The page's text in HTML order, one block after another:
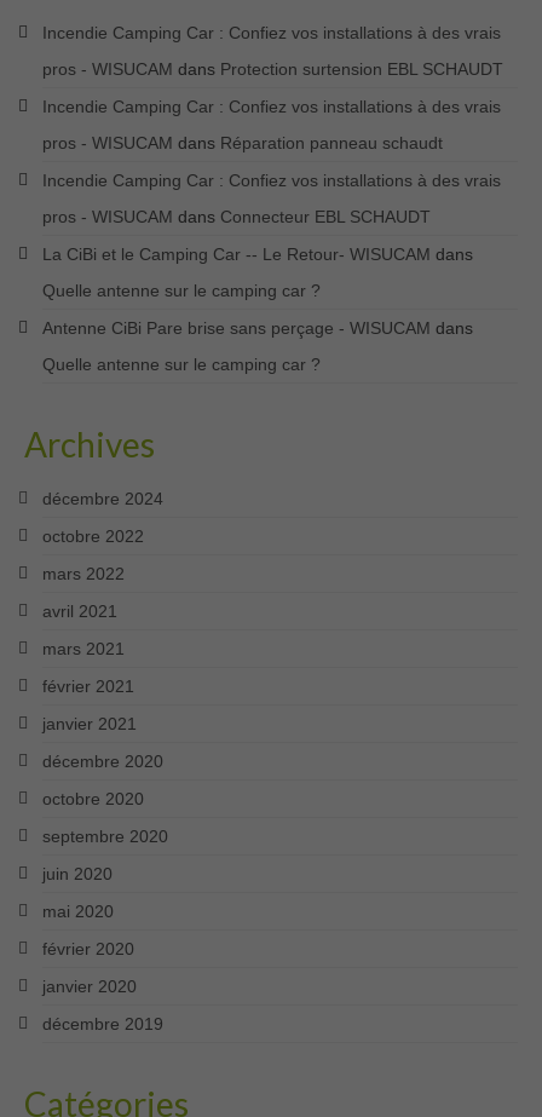
Incendie Camping Car : Confiez vos installations à des vrais
pros - WISUCAM dans Protection surtension EBL SCHAUDT
Incendie Camping Car : Confiez vos installations à des vrais
pros - WISUCAM dans Réparation panneau schaudt
Incendie Camping Car : Confiez vos installations à des vrais
pros - WISUCAM dans Connecteur EBL SCHAUDT
La CiBi et le Camping Car -- Le Retour- WISUCAM dans
Quelle antenne sur le camping car ?
Antenne CiBi Pare brise sans perçage - WISUCAM dans
Quelle antenne sur le camping car ?
Archives
décembre 2024
octobre 2022
mars 2022
avril 2021
mars 2021
février 2021
janvier 2021
décembre 2020
octobre 2020
septembre 2020
juin 2020
mai 2020
février 2020
janvier 2020
décembre 2019
Catégories